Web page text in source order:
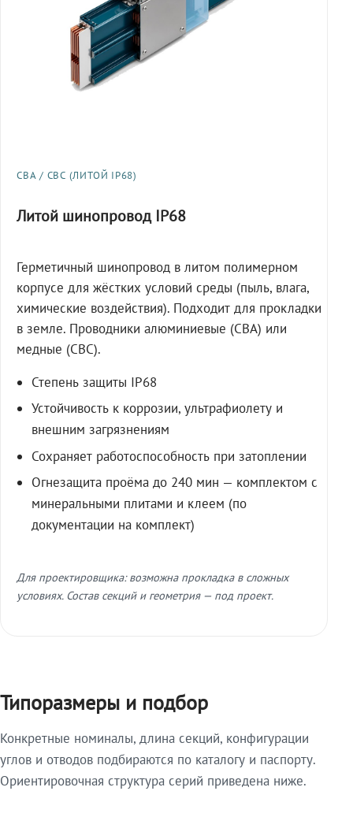
СВА / СВС (ЛИТОЙ IP68)
Литой шинопровод IP68
Герметичный шинопровод в литом полимерном
корпусе для жёстких условий среды (пыль, влага,
химические воздействия). Подходит для прокладки
в земле. Проводники алюминиевые (СВА) или
медные (СВС).
Степень защиты IP68
Устойчивость к коррозии, ультрафиолету и
внешним загрязнениям
Сохраняет работоспособность при затоплении
Огнезащита проёма до 240 мин — комплектом с
минеральными плитами и клеем (по
документации на комплект)
Для проектировщика: возможна прокладка в сложных
условиях. Состав секций и геометрия — под проект.
Типоразмеры и подбор
Конкретные номиналы, длина секций, конфигурации
углов и отводов подбираются по каталогу и паспорту.
Ориентировочная структура серий приведена ниже.